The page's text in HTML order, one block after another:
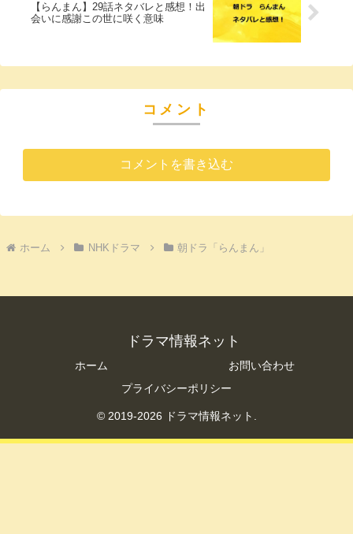
【らんまん】29話ネタバレと感想！出
会いに感謝この世に咲く意味
コメント
コメントを書き込む
ホーム NHKドラマ 朝ドラ「らんまん」
ドラマ情報ネット
ホーム
お問い合わせ
プライバシーポリシー
© 2019-2026 ドラマ情報ネット.